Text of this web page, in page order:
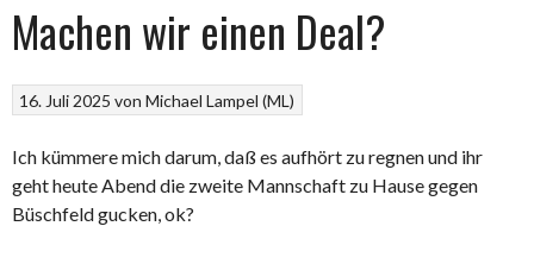
Machen wir einen Deal?
16. Juli 2025 vonMichael Lampel (ML)
Ich kümmere mich darum, daß es aufhört zu regnen und ihr
geht heute Abend die zweite Mannschaft zu Hause gegen
Büschfeld gucken, ok?